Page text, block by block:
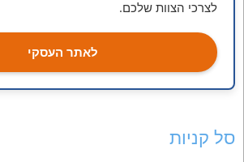
לצרכי הצוות שלכם.
לאתר העסקי
סל קניות